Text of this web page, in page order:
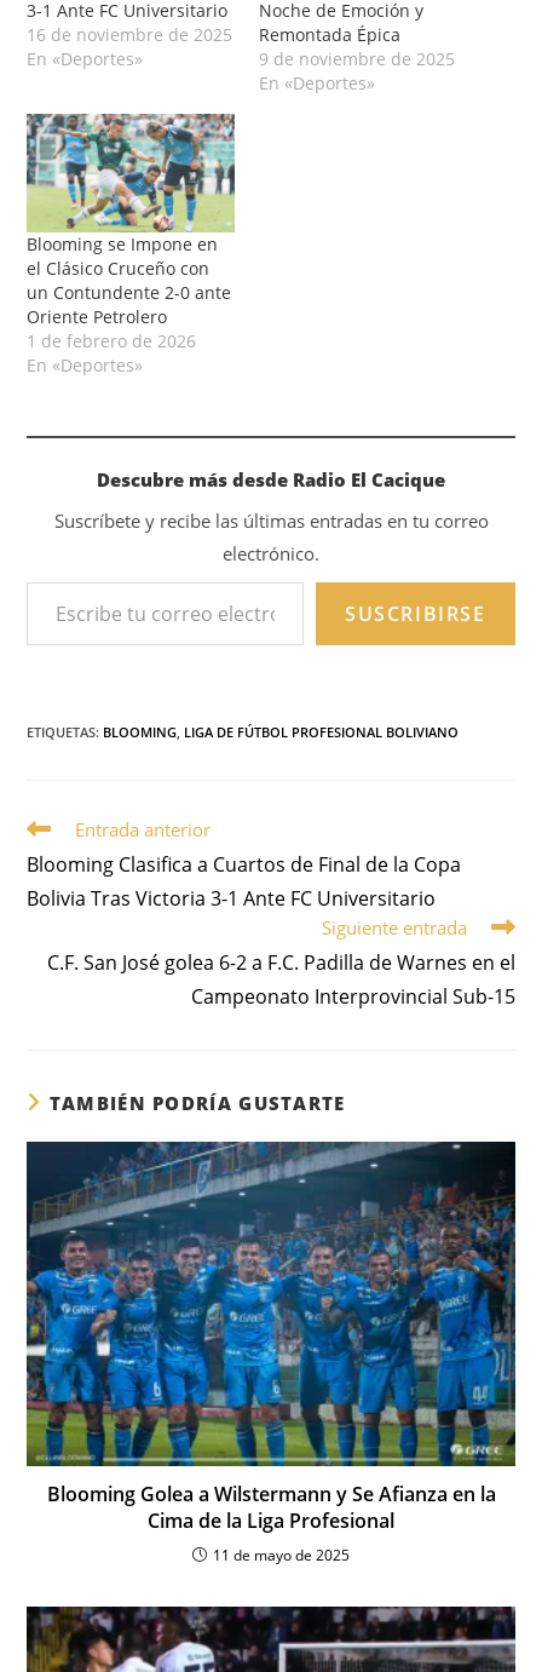
3-1 Ante FC Universitario
16 de noviembre de 2025
En «Deportes»
Noche de Emoción y
Remontada Épica
9 de noviembre de 2025
En «Deportes»
Blooming se Impone en
el Clásico Cruceño con
un Contundente 2-0 ante
Oriente Petrolero
1 de febrero de 2026
En «Deportes»
Descubre más desde Radio El Cacique
Suscríbete y recibe las últimas entradas en tu correo
electrónico.
SUSCRIBIRSE
ETIQUETAS: BLOOMING LIGA DE FÚTBOL PROFESIONAL BOLIVIANO
Entrada anterior
Blooming Clasifica a Cuartos de Final de la Copa
Bolivia Tras Victoria 3-1 Ante FC Universitario
Siguiente entrada
C.F. San José golea 6-2 a F.C. Padilla de Warnes en el
Campeonato Interprovincial Sub-15
TAMBIÉN PODRÍA GUSTARTE
Blooming Golea a Wilstermann y Se Afianza en la
Cima de la Liga Profesional
11 de mayo de 2025